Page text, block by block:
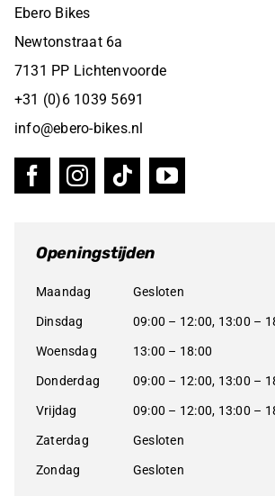
Ebero Bikes
Newtonstraat 6a
7131 PP Lichtenvoorde
+31 (0)6 1039 5691
info@ebero-bikes.nl
Openingstijden
Maandag Gesloten
Dinsdag 09:00 – 12:00, 13:00 –
Woensdag 13:00 – 18:00
Donderdag 09:00 – 12:00, 13:00 –
Vrijdag 09:00 – 12:00, 13:00 –
Zaterdag Gesloten
Zondag Gesloten